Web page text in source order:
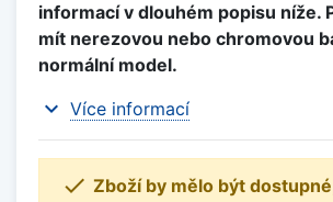
informací v dlouhém popisu níže.
mít nerezovou nebo chromovou
normální model.
expand_more Více informací
 Zboží by mělo být